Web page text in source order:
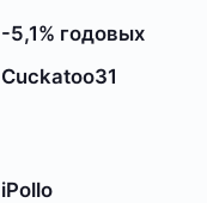
-5,1% годовых
Cuckatoo31
iPollo